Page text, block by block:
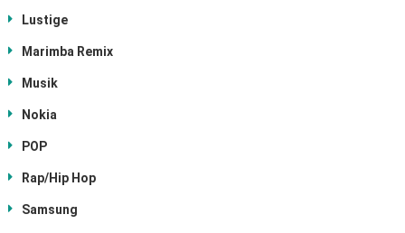
Lustige
Marimba Remix
Musik
Nokia
POP
Rap/Hip Hop
Samsung